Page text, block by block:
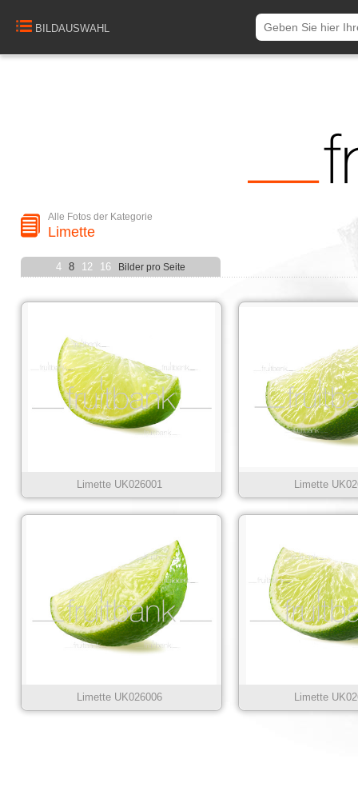
BILDAUSWAHL
Alle Fotos der Kategorie
Limette
4 8 12 16 Bilder pro Seite
Limette UK026001 Limette
Limette UK026006 Limette